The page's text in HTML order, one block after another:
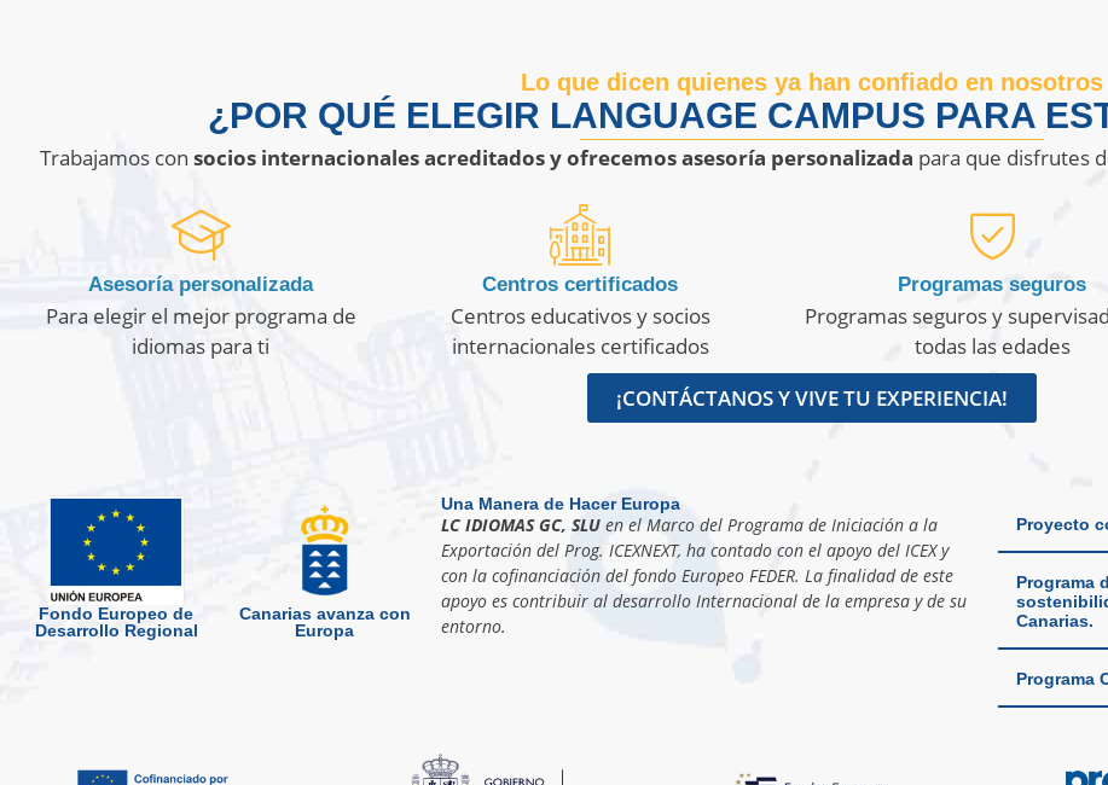
Lo que dicen quienes ya han confiado en nosotros
¿POR QUÉ ELEGIR LANGUAGE CAMPUS PARA
Trabajamos con socios internacionales acreditados y ofrecemos asesoría personalizada para que disfrutes
Asesoría personalizada
Para elegir el mejor programa de
idiomas para ti
Centros certificados
Centros educativos y socios
internacionales certificados
Programas seguros
Programas seguros y
todas las edades
¡CONTÁCTANOS Y VIVE TU EXPERIENCIA!
Fondo Europeo de
Desarrollo Regional
Canarias avanza con
Europa
Una Manera de Hacer Europa
LC IDIOMAS GC, SLUen el Marco del Programa de Iniciación a la
Exportación del Prog. ICEXNEXT, ha contado con el apoyo del ICEX y
con la cofinanciación del fondo Europeo FEDER. La finalidad de este
apoyo es contribuir al desarrollo Internacional de la empresa y de su
entorno.
Proyecto
Programa
Canarias.
Programa